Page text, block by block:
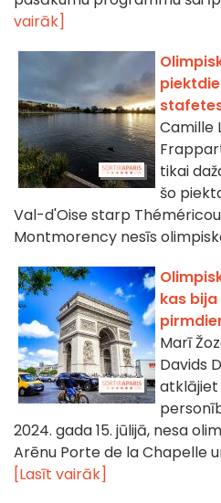
vairāk]
Camille
tikai
šo
Val-d'Oise starp
Montmorency nesīs
kas
Marī
Davids
atklājiet
2024. gada 15. jūlijā, nesa
Arēnu Porte de la Chapelle
[Lasīt vairāk]